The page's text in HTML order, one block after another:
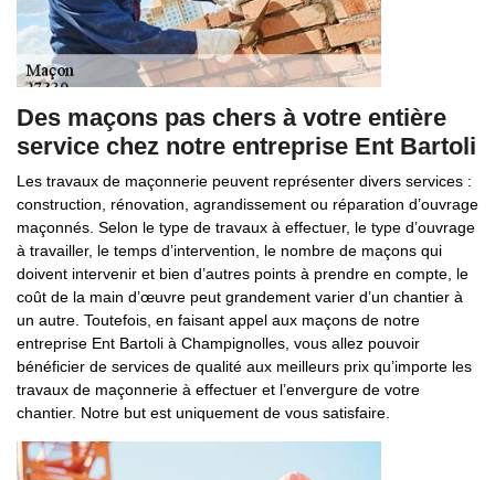
Des maçons pas chers à votre entière
service chez notre entreprise Ent Bartoli
Les travaux de maçonnerie peuvent représenter divers services :
construction, rénovation, agrandissement ou réparation d’ouvrage
maçonnés. Selon le type de travaux à effectuer, le type d’ouvrage
à travailler, le temps d’intervention, le nombre de maçons qui
doivent intervenir et bien d’autres points à prendre en compte, le
coût de la main d’œuvre peut grandement varier d’un chantier à
un autre. Toutefois, en faisant appel aux maçons de notre
entreprise Ent Bartoli à Champignolles, vous allez pouvoir
bénéficier de services de qualité aux meilleurs prix qu’importe les
travaux de maçonnerie à effectuer et l’envergure de votre
chantier. Notre but est uniquement de vous satisfaire.